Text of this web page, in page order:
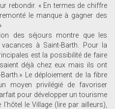
rebondir. « En termes de chiffre
le manque à gagner des
des séjours montre que les
à Saint-Barth. Pour la
est la possibilité de faire
déjà chez eux mais ils ont
Le déploiement de la fibre
moyen privilégié de favoriser
pour développer un tourisme
le Village (lire par ailleurs),